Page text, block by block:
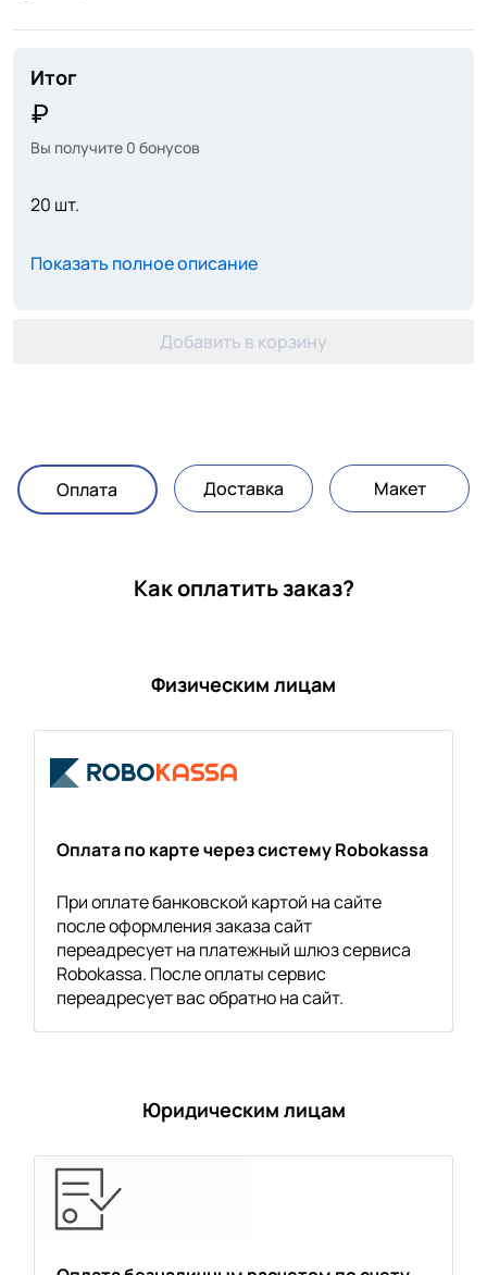
Итог
Вы получите 0 бонусов
20 шт.
Показать полное описание
Добавить в корзину
Оплата Доставка Макет
Как оплатить заказ?
Физическим лицам
Оплата по карте через систему Robokassa
При оплате банковской картой на сайте
после оформления заказа сайт
переадресует на платежный шлюз сервиса
Robokassa. После оплаты сервис
переадресует вас обратно на сайт.
Юридическим лицам